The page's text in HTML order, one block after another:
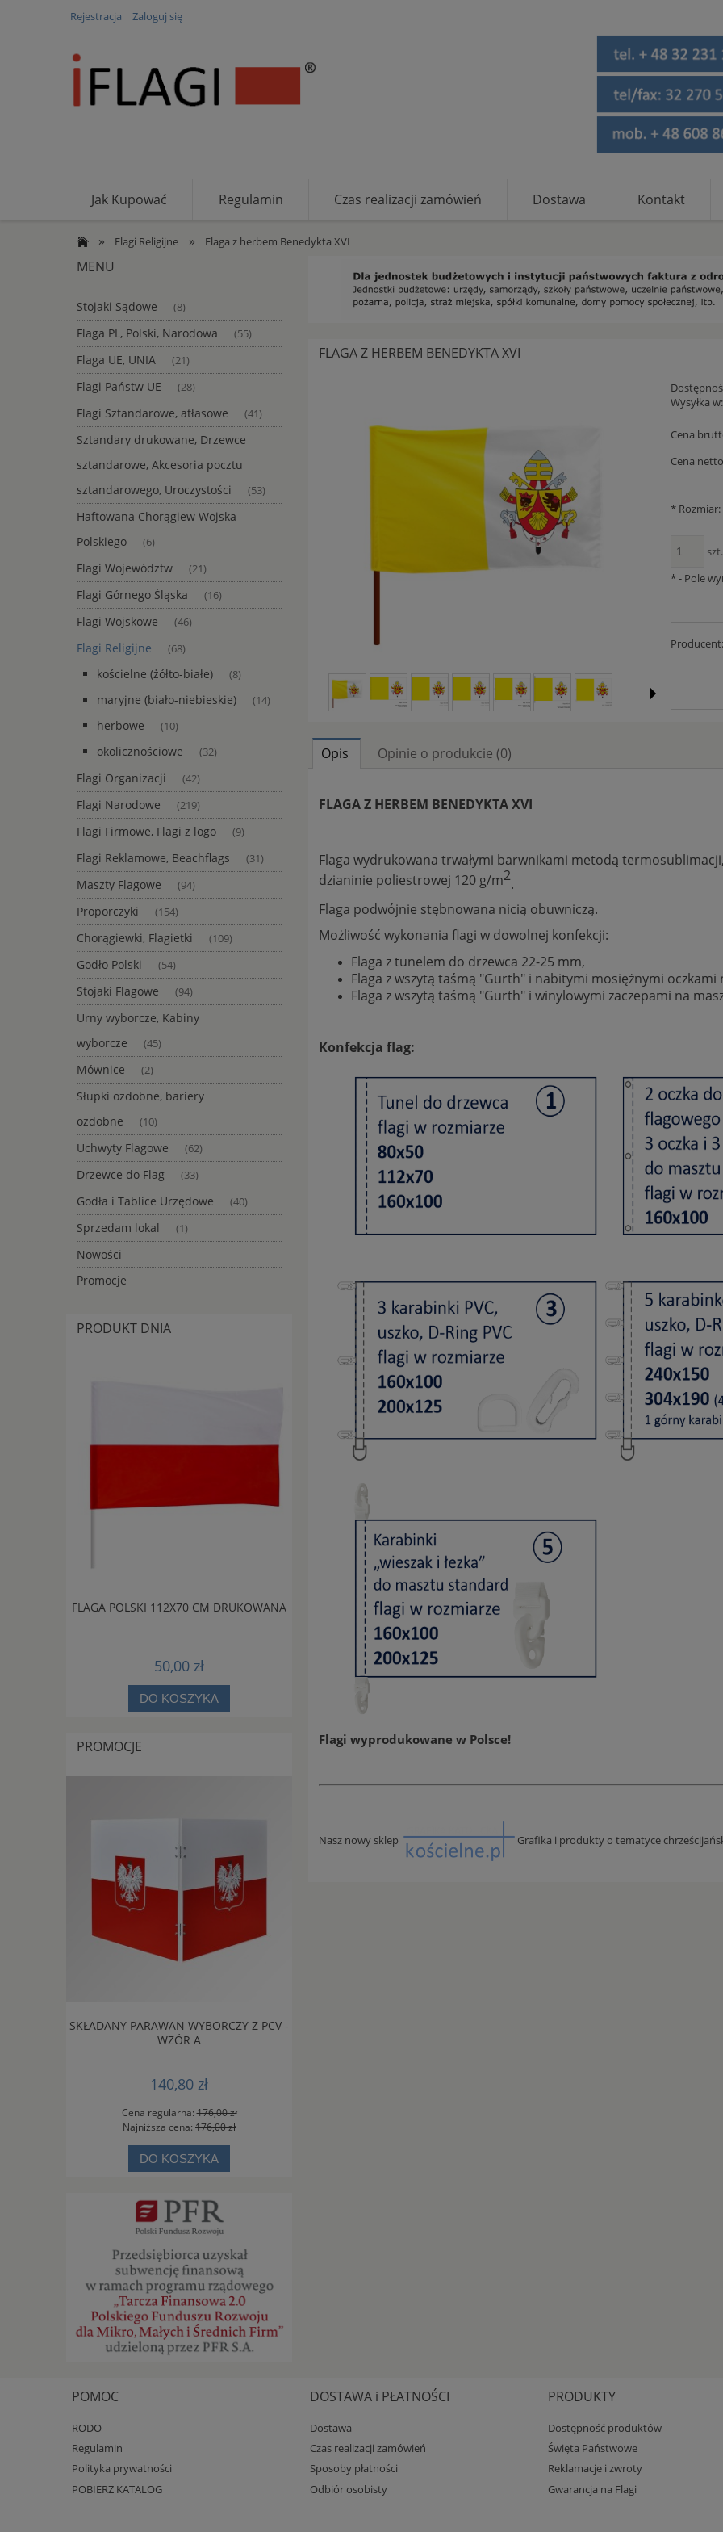
Rejestracja Zaloguj się
Jak Kupować Regulamin Czas realizacji zamówień Dostawa Kontakt
RODO
» Flagi Religijne » Flaga z herbem Benedykta XVI
MENU
Stojaki Sądowe (8)
Flaga PL, Polski, Narodowa (55)
Flaga UE, UNIA (21)
Flagi Państw UE (28)
Flagi Sztandarowe, atłasowe (41)
Sztandary drukowane, Drzewce
sztandarowe, Akcesoria pocztu
sztandarowego, Uroczystości
(53)
Haftowana Chorągiew Wojska
Polskiego
(6)
Flagi Województw (21)
Flagi Górnego Śląska (16)
Flagi Wojskowe (46)
Flagi Religijne (68)
kościelne (żółto-białe) (8)
maryjne (biało-niebieskie) (14)
herbowe (10)
okolicznościowe (32)
Flagi Organizacji (42)
Flagi Narodowe (219)
Flagi Firmowe, Flagi z logo (9)
Flagi Reklamowe, Beachflags (31)
Maszty Flagowe (94)
Proporczyki (154)
Chorągiewki, Flagietki (109)
Godło Polski (54)
Stojaki Flagowe (94)
Urny wyborcze, Kabiny
wyborcze
(45)
Mównice (2)
Słupki ozdobne, bariery
ozdobne
(10)
Uchwyty Flagowe (62)
Drzewce do Flag (33)
Godła i Tablice Urzędowe (40)
Sprzedam lokal (1)
Nowości
Promocje
PRODUKT DNIA
FLAGA POLSKI 112X70 CM DRUKOWANA
50,00 zł
DO KOSZYKA
FLAGA POLSKI 200X125 CM ZSZYWANA
NA MASZT
146,00 zł
DO KOSZYKA
PROMOCJE
SKŁADANY PARAWAN WYBORCZY Z PCV -
WZÓR A
140,80 zł
Cena regularna:176,00 zł
Najniższa cena: 176,00 zł
DO KOSZYKA
FLAGA Z HERBEM BENEDYKTA XVI
Wysyłka w:
Cena
Cena
* Rozmiar:
szt.
*- Pole
Producent:
Opis Opinie o produkcie (0)
FLAGA Z HERBEM BENEDYKTA XVI
Flaga wydrukowana trwałymi barwnikami metodą
dzianinie poliestrowej 120 g/m2.
Flaga podwójnie stębnowana nicią obuwniczą.
Możliwość wykonania flagi w dowolnej konfekcji:
Flaga z tunelem do drzewca 22-25 mm,
Flaga z wszytą taśmą "Gurth" i nabitymi mosiężnymi oczkami
Flaga z wszytą taśmą "Gurth" i winylowymi zaczepami na
Konfekcja flag:
Flagi wyprodukowane w Polsce!
Nasz nowy sklep Grafika i produkty o tematyce
POMOC
RODO
Regulamin
Polityka prywatności
POBIERZ KATALOG
DOSTAWA i PŁATNOŚCI
Dostawa
Czas realizacji zamówień
Sposoby płatności
Odbiór osobisty
PRODUKTY
Dostępność produktów
Święta Państwowe
Reklamacje i zwroty
Gwarancja na Flagi